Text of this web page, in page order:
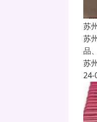
苏
苏
品
苏
24-